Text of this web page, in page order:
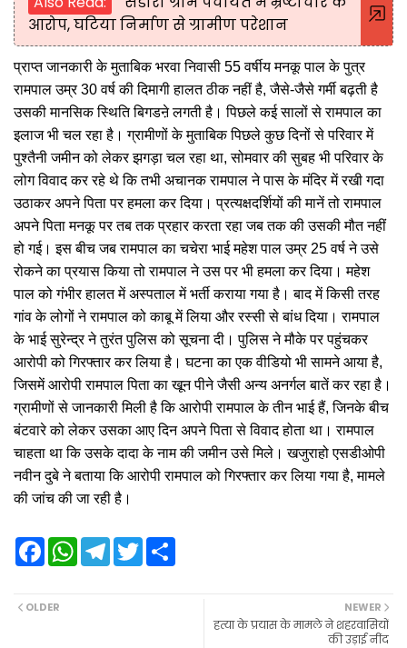
आरोप, घटिया निर्माण से ग्रामीण परेशान
प्राप्त जानकारी के मुताबिक भरवा निवासी 55 वर्षीय मनकू पाल के पुत्र
रामपाल उम्र 30 वर्ष की दिमागी हालत ठीक नहीं है, जैसे-जैसे गर्मी बढ़ती है
उसकी मानसिक स्थिति बिगडऩे लगती है। पिछले कई सालों से रामपाल का
इलाज भी चल रहा है। ग्रामीणों के मुताबिक पिछले कुछ दिनों से परिवार में
पुश्तैनी जमीन को लेकर झगड़ा चल रहा था, सोमवार की सुबह भी परिवार के
लोग विवाद कर रहे थे कि तभी अचानक रामपाल ने पास के मंदिर में रखी गदा
उठाकर अपने पिता पर हमला कर दिया। प्रत्यक्षदर्शियों की मानें तो रामपाल
अपने पिता मनकू पर तब तक प्रहार करता रहा जब तक की उसकी मौत नहीं
हो गई। इस बीच जब रामपाल का चचेरा भाई महेश पाल उम्र 25 वर्ष ने उसे
रोकने का प्रयास किया तो रामपाल ने उस पर भी हमला कर दिया। महेश
पाल को गंभीर हालत में अस्पताल में भर्ती कराया गया है। बाद में किसी तरह
गांव के लोगों ने रामपाल को काबू में लिया और रस्सी से बांध दिया। रामपाल
के भाई सुरेन्द्र ने तुरंत पुलिस को सूचना दी। पुलिस ने मौके पर पहुंचकर
आरोपी को गिरफ्तार कर लिया है। घटना का एक वीडियो भी सामने आया है,
जिसमें आरोपी रामपाल पिता का खून पीने जैसी अन्य अनर्गल बातें कर रहा है।
ग्रामीणों से जानकारी मिली है कि आरोपी रामपाल के तीन भाई हैं, जिनके बीच
बंटवारे को लेकर उसका आए दिन अपने पिता से विवाद होता था। रामपाल
चाहता था कि उसके दादा के नाम की जमीन उसे मिले। खजुराहो एसडीओपी
नवीन दुबे ने बताया कि आरोपी रामपाल को गिरफ्तार कर लिया गया है, मामले
की जांच की जा रही है।
F
a
b
o
W
T
e
T
w
NEWER
हत्या के प्रयास के मामले ने शहरवासियों
की उड़ाई नींद
OLDER